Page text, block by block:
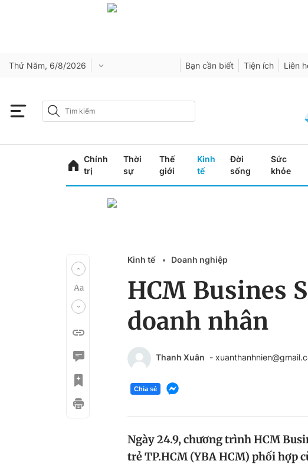
Thứ Năm, 6/8/2026 Bạn cần biết Tiện ích Liên
Chính
trị
Thời
sự
Thế
giới
Kinh
tế
Đời
sống
Sức
khỏe
Kinh tế Doanh nghiệp
HCM Busines
doanh nhân
Thanh Xuân -
Chia sẻ
Ngày 24.9, chương trình HCM
trẻ TP.HCM (YBA HCM) phối hợp